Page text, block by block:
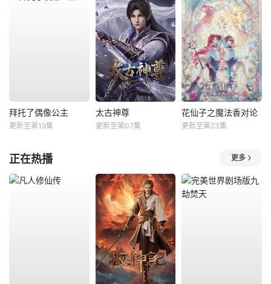
拜托了偶像公主
更新至第19集
太古神尊
更新至第07集
花仙子之魔法香对论
更新至第23集
正在热播 更多